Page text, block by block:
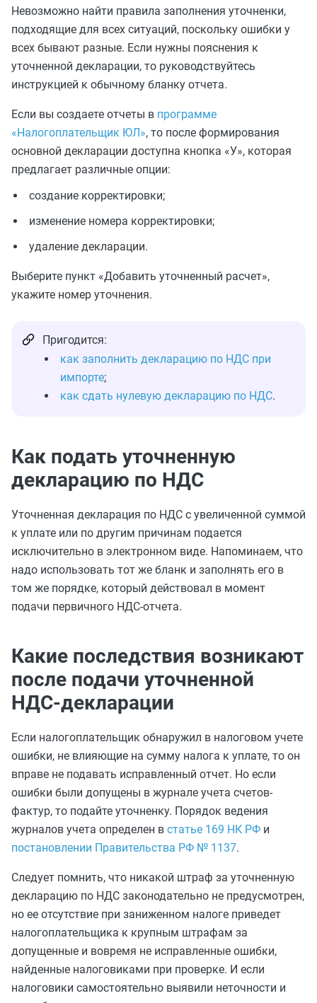
Невозможно найти правила заполнения уточненки,
подходящие для всех ситуаций, поскольку ошибки у
всех бывают разные. Если нужны пояснения к
уточненной декларации, то руководствуйтесь
инструкцией к обычному бланку отчета.
Если вы создаете отчеты в программе
«Налогоплательщик ЮЛ», то после формирования
основной декларации доступна кнопка «У», которая
предлагает различные опции:
создание корректировки;
изменение номера корректировки;
удаление декларации.
Выберите пункт «Добавить уточненный расчет»,
укажите номер уточнения.
Пригодится:
как заполнить декларацию по НДС при
импорте;
как сдать нулевую декларацию по НДС.
Как подать уточненную
декларацию по НДС
Уточненная декларация по НДС с увеличенной суммой
к уплате или по другим причинам подается
исключительно в электронном виде. Напоминаем, что
надо использовать тот же бланк и заполнять его в
том же порядке, который действовал в момент
подачи первичного НДС-отчета.
Какие последствия возникают
после подачи уточненной
НДС-декларации
Если налогоплательщик обнаружил в налоговом учете
ошибки, не влияющие на сумму налога к уплате, то он
вправе не подавать исправленный отчет. Но если
ошибки были допущены в журнале учета счетов-
фактур, то подайте уточненку. Порядок ведения
журналов учета определен в статье 169 НК РФ и
постановлении Правительства РФ № 1137.
Следует помнить, что никакой штраф за уточненную
декларацию по НДС законодательно не предусмотрен,
но ее отсутствие при заниженном налоге приведет
налогоплательщика к крупным штрафам за
допущенные и вовремя не исправленные ошибки,
найденные налоговиками при проверке. И если
налоговики самостоятельно выявили неточности и